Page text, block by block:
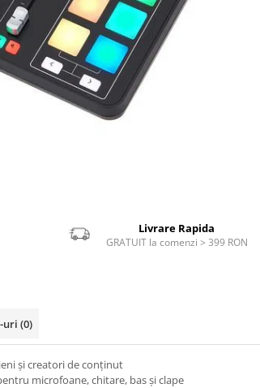
Livrare Rapida
GRATUIT la comenzi > 399 RON
uri (0)
și creatori de conținut
microfoane, chitare, bas și clape